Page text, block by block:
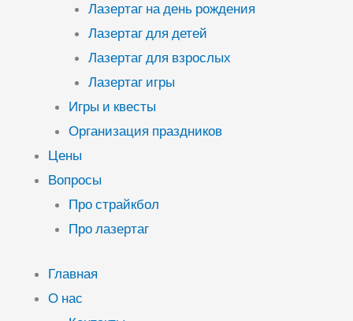
Лазертаг на день рождения
Лазертаг для детей
Лазертаг для взрослых
Лазертаг игры
Игры и квесты
Организация праздников
Цены
Вопросы
Про страйкбол
Про лазертаг
Главная
О нас